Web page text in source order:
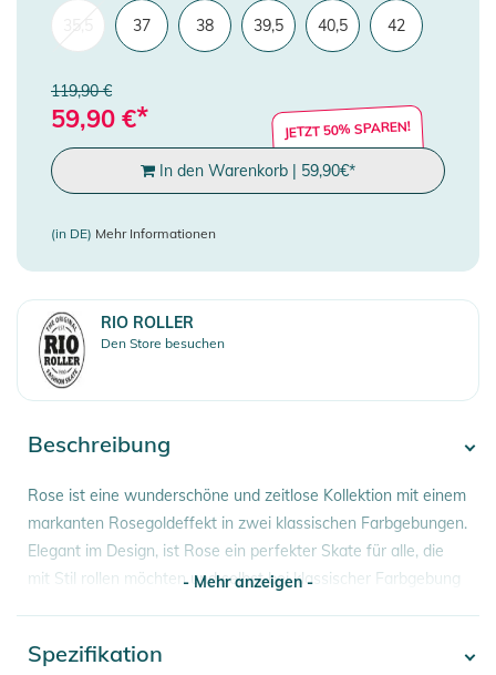
37 38 39,5 40,5 42
119,90 €
59,90 €* JETZT 50% SPAREN!
In den Warenkorb | 59,90€*
(in DE) Mehr Informationen
RIO ROLLER
Den Store besuchen
Beschreibung
Rose ist eine wunderschöne und zeitlose Kollektion mit einem
markanten Rosegoldeffekt in zwei klassischen Farbgebungen.
Elegant im Design, ist Rose ein perfekter Skate für alle, die
mit Stil rollen möchten und selbst bei klassischer Farbgebung
angefangen bei der Verpackung. Die Einweg-Plastiktüten, in
- Mehr anzeigen -
Spezifikation